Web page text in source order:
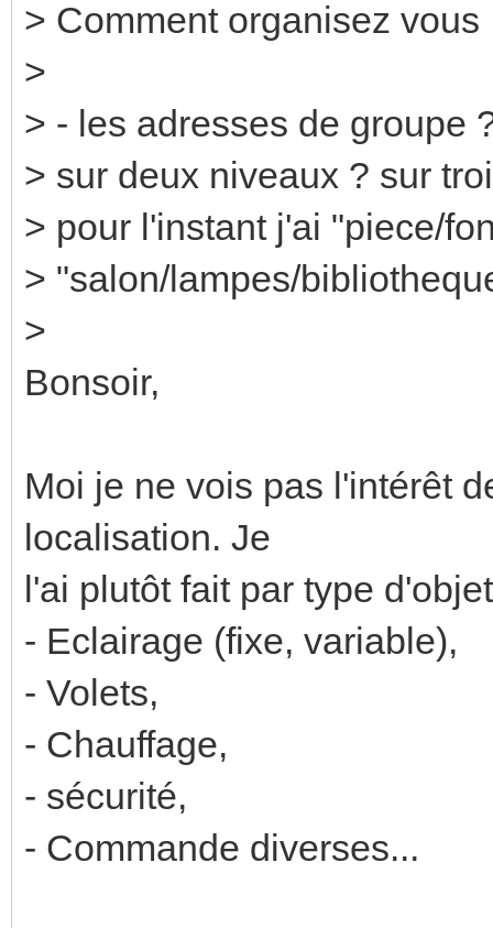
> Comment organisez vous
>
> - les adresses de groupe
> sur deux niveaux ? sur
> pour l'instant j'ai "piece/
> "salon/lampes/
>
Bonsoir,
Moi je ne vois pas l'intérêt
localisation. Je
l'ai plutôt fait par type
- Eclairage (fixe, variable),
- Volets,
- Chauffage,
- sécurité,
- Commande diverses...